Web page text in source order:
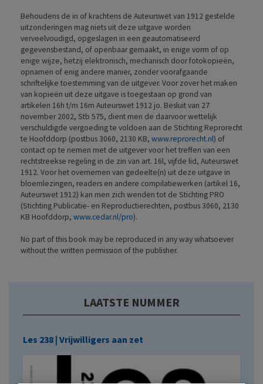
Behoudens de in of krachtens de Auteurswet van 1912 gestelde
uitzonderingen mag niets uit deze uitgave worden
verveelvoudigd, opgeslagen in een geautomatiseerd
gegevensbestand, of openbaar gemaakt, in enige vorm of op
enige wijze, hetzij elektronisch, mechanisch door fotokopieën,
opnamen of enig andere manier, zonder voorafgaande
schriftelijke toestemming van de uitgever. Voor zover het maken
van kopieën uit deze uitgave is toegestaan op grond van
artikelen 16h t/m 16m Auteurswet 1912 jo. Besluit van 27
november 2002, Stb 575, dient men de daarvoor wettelijk
verschuldigde vergoeding te voldoen aan de Stichting Reprorecht
te Hoofddorp (postbus 3060, 2130 KB, www.reprorecht.nl) of
contact op te nemen met de uitgever voor het treffen van een
rechtstreekse regeling in de zin van art. 16l, vijfde lid, Auteurswet
1912. Voor het overnemen van gedeelte(n) uit deze uitgave in
bloemlezingen, readers en andere compilatiewerken (artikel 16,
Auteurswet 1912) kan men zich wenden tot de Stichting PRO
(Stichting Publicatie- en Reproductierechten, postbus 3060, 2130
KB Hoofddorp, www.cedar.nl/pro).
No part of this book may be reproduced in any way whatsoever
without the written permission of the publisher.
LAATSTE NUMMER
Les 238 | Vrijwilligers aan zet